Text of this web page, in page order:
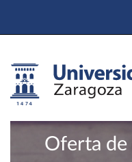
Oferta de